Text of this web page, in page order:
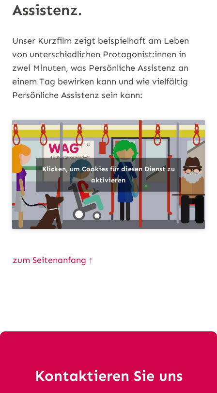
Assistenz.
Unser Kurzfilm zeigt beispielhaft am Leben
von unterschiedlichen Protagonist:innen in
zwei Minuten, was Persönliche Assistenz an
einem Tag bewirken kann und wie vielfältig
Persönliche Assistenz sein kann:
Klicken, um Cookies für diesen Dienst zu
aktivieren
zum Seitenanfang ↑
Kontaktieren Sie uns